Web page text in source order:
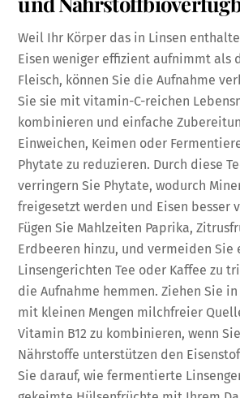
Weil Ihr Körper das in Linsen
Eisen weniger effizient aufnimmt als
Fleisch, können Sie die Aufnahme
Sie sie mit vitamin-C-reichen
kombinieren und einfache
Einweichen, Keimen oder
Phytate zu reduzieren. Durch diese
verringern Sie Phytate, wodurch
freigesetzt werden und Eisen besser
Fügen Sie Mahlzeiten Paprika,
Erdbeeren hinzu, und vermeiden Sie
Linsengerichten Tee oder Kaffee zu
die Aufnahme hemmen. Ziehen Sie in
mit kleinen Mengen milchfreier
Vitamin B12 zu kombinieren, wenn
Nährstoffe unterstützen den
Sie darauf, wie fermentierte